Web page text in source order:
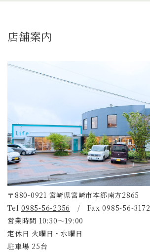
店舗案内
〒880-0921 宮崎県宮崎市本郷南方2865
Tel 0985-56-2356 / Fax 0985-56-3172
営業時間 10:30～19:00
定休日 火曜日・水曜日
駐車場 25台